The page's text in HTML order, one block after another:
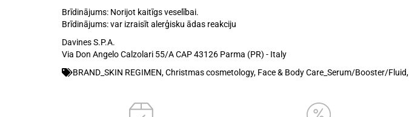
Brīdinājums: Norijot kaitīgs veselībai.
Brīdinājums:var izraisīt alerģisku ādas reakciju
Davines S.P.A.
Via Don Angelo Calzolari 55/A CAP 43126 Parma (PR) - Italy
BRAND_SKIN REGIMEN,Christmas cosmetology, Face & Body Care_Serum/Booster/Fluid,